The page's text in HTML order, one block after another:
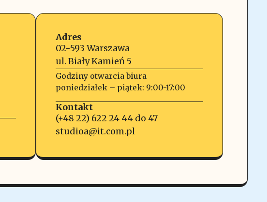
Adres
02-593 Warszawa
ul. Biały Kamień 5
Godziny otwarcia biura
poniedziałek – piątek: 9:00-17:00
Kontakt
(+48 22) 622 24 44 do 47
studioa@it.com.pl